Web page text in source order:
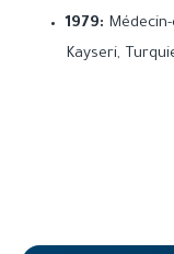
1979:
Kayseri,